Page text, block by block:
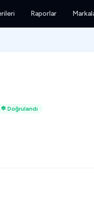
Raporlar
Doğrulandı